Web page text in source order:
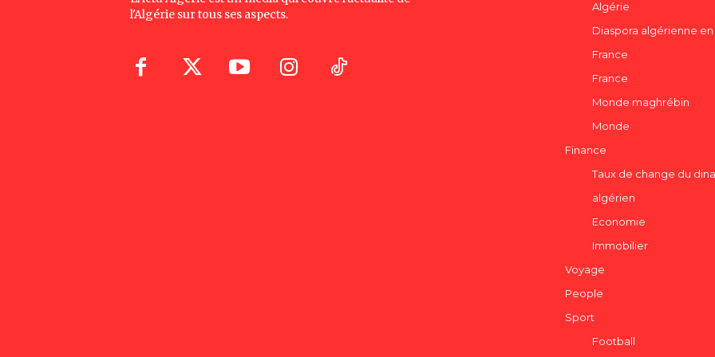
l'Algérie sur tous ses aspects.
Algérie
Diaspora algérienne en
France
France
Monde maghrébin
Monde
Finance
Taux de change du
algérien
Economie
Immobilier
Voyage
People
Sport
Football